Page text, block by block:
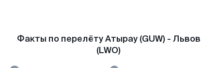
Факты по перелёту Атырау (GUW) - Львов
(LWO)